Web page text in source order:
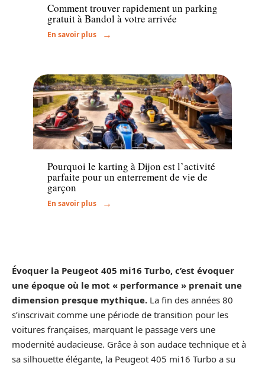
Comment trouver rapidement un parking
gratuit à Bandol à votre arrivée
En savoir plus
Actu
Pourquoi le karting à Dijon est l’activité
parfaite pour un enterrement de vie de
garçon
En savoir plus
Évoquer la Peugeot 405 mi16 Turbo, c’est évoquer
une époque où le mot « performance » prenait une
dimension presque mythique. La fin des années 80
s’inscrivait comme une période de transition pour les
voitures françaises, marquant le passage vers une
modernité audacieuse. Grâce à son audace technique et à
sa silhouette élégante, la Peugeot 405 mi16 Turbo a su